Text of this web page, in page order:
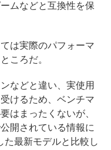
ムなどと互換性を保
は実際のパフォーマ
ころだ。
などと違い、実使用
けるため、ベンチマ
はまったくないが、
開されている情報に
た最新モデルと比較し